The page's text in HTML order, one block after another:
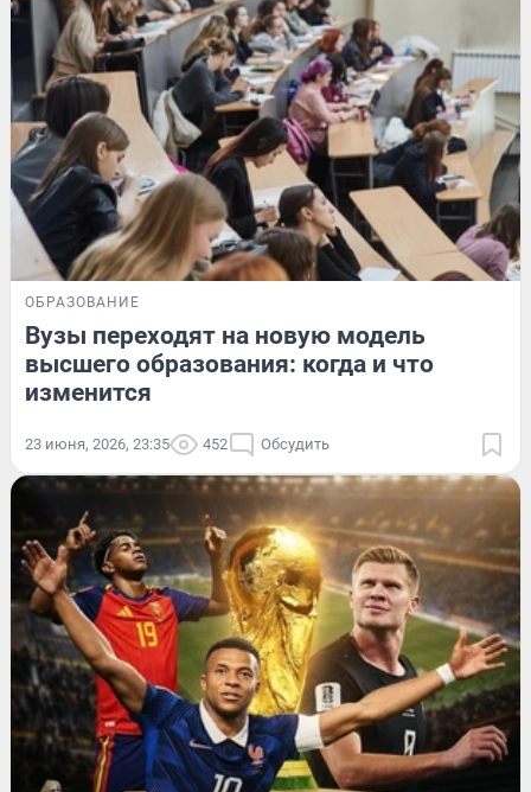
ОБРАЗОВАНИЕ
Вузы переходят на новую модель
высшего образования: когда и что
изменится
23 июня, 2026, 23:35 452 Обсудить